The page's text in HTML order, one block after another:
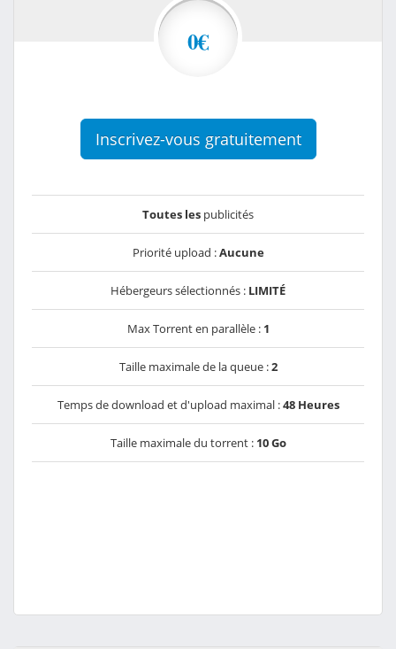
0€
Inscrivez-vous gratuitement
Toutes les publicités
Priorité upload :Aucune
Hébergeurs sélectionnés : LIMITÉ
Max Torrent en parallèle : 1
Taille maximale de la queue :2
Temps de download et d'upload maximal :48 Heures
Taille maximale du torrent : 10 Go